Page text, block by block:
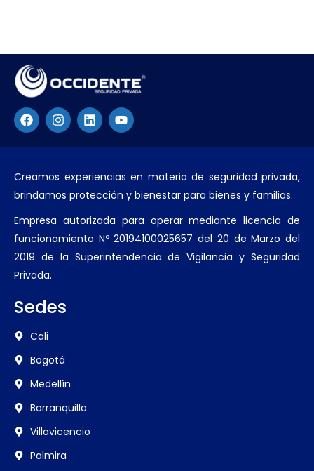
Creamos experiencias en materia de seguridad privada,
brindamos protección y bienestar para bienes y familias.
Empresa autorizada para operar mediante licencia de
funcionamiento Nº 20194100025657 del 20 de Marzo del
2019 de la Superintendencia de Vigilancia y Seguridad
Privada.
Sedes
Cali
Bogotá
Medellín
Barranquilla
Villavicencio
Palmira